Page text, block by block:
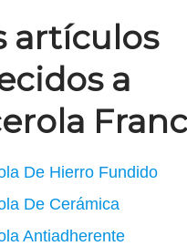
artículos
a
De Hierro Fundido
De Cerámica
Antiadherente